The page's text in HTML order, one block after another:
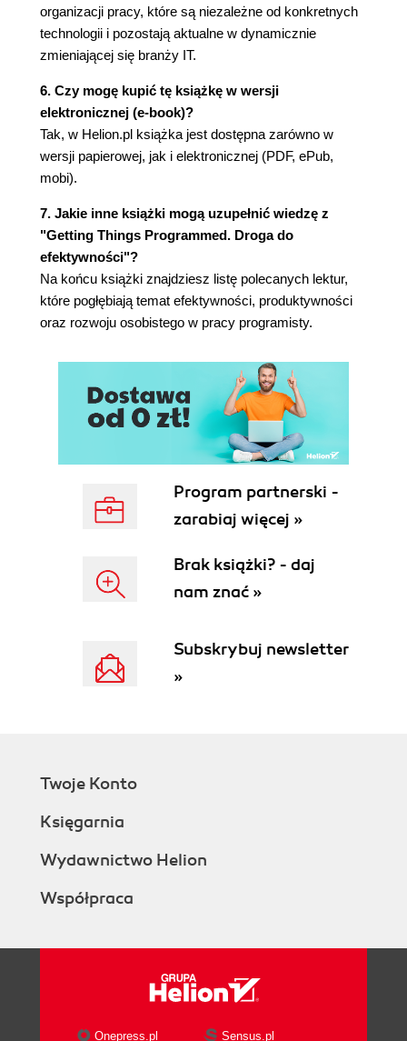
Przecież ja nie mam na to czasu! (176)
Podsumowanie (177)
Zrób to teraz! (177)
organizacji pracy, które są niezależne od konkretnych
technologii i pozostają aktualne w dynamicznie
zmieniającej się branży IT.
6. Czy mogę kupić tę książkę w wersji
elektronicznej (e-book)?
Tak, w Helion.pl książka jest dostępna zarówno w
wersji papierowej, jak i elektronicznej (PDF, ePub,
mobi).
7. Jakie inne książki mogą uzupełnić wiedzę z
"Getting Things Programmed. Droga do
efektywności"?
Na końcu książki znajdziesz listę polecanych lektur,
które pogłębiają temat efektywności, produktywności
oraz rozwoju osobistego w pracy programisty.
Program partnerski -
zarabiaj więcej »
Brak książki? - daj
nam znać »
Subskrybuj newsletter
»
Twoje Konto
Księgarnia
Wydawnictwo Helion
Współpraca
Onepress.pl Sensus.pl